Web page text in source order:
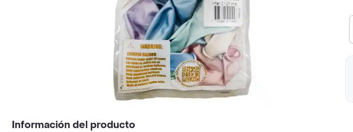
Información del producto